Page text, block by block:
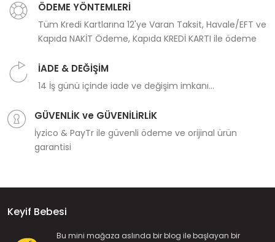
ÖDEME YÖNTEMLERİ
Tüm Kredi Kartlarına 12'ye Varan Taksit, Havale/EFT ve
Kapıda NAKİT Ödeme, Kapıda KREDİ KARTI ile ödeme
İADE & DEĞİŞİM
14 İş günü içinde iade ve değişim imkanı...
GÜVENLİK ve GÜVENİLİRLİK
İyzico & PayTr ile güvenli ödeme ve orijinal ürün
garantisi
Keyif Bebesi
Bu mini mağaza aslında bir blog ile başlayan bir